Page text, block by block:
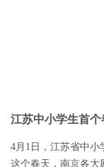
江苏中小学生首
4月1日，江苏省中小
这个春天，南京各大